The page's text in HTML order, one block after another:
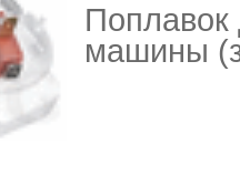
Поплавок
машины